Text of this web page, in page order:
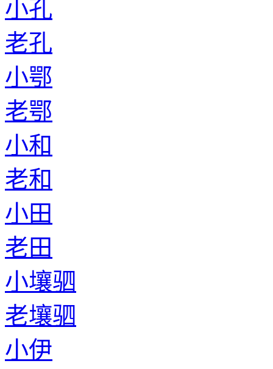
小孔
老孔
小鄂
老鄂
小和
老和
小田
老田
小壤驷
老壤驷
小伊